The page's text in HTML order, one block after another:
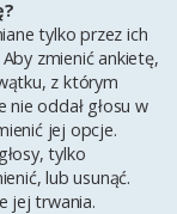
tylko przez ich
zmienić ankietę,
z którym
nie oddał głosu w
jej opcje.
tylko
lub usunąć.
jej trwania.